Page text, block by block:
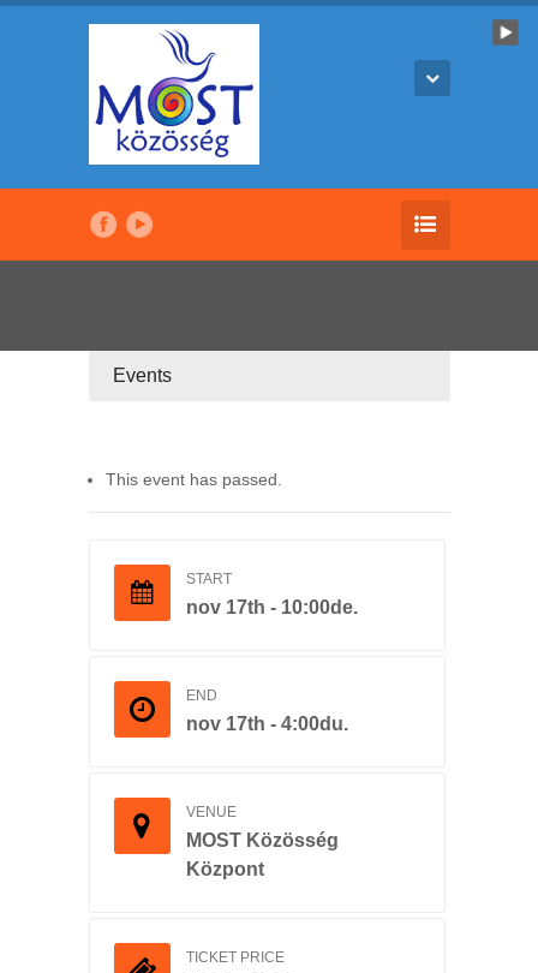
Events
This event has passed.
START
nov 17th - 10:00de.
END
nov 17th - 4:00du.
VENUE
MOST Közösség
Központ
TICKET PRICE